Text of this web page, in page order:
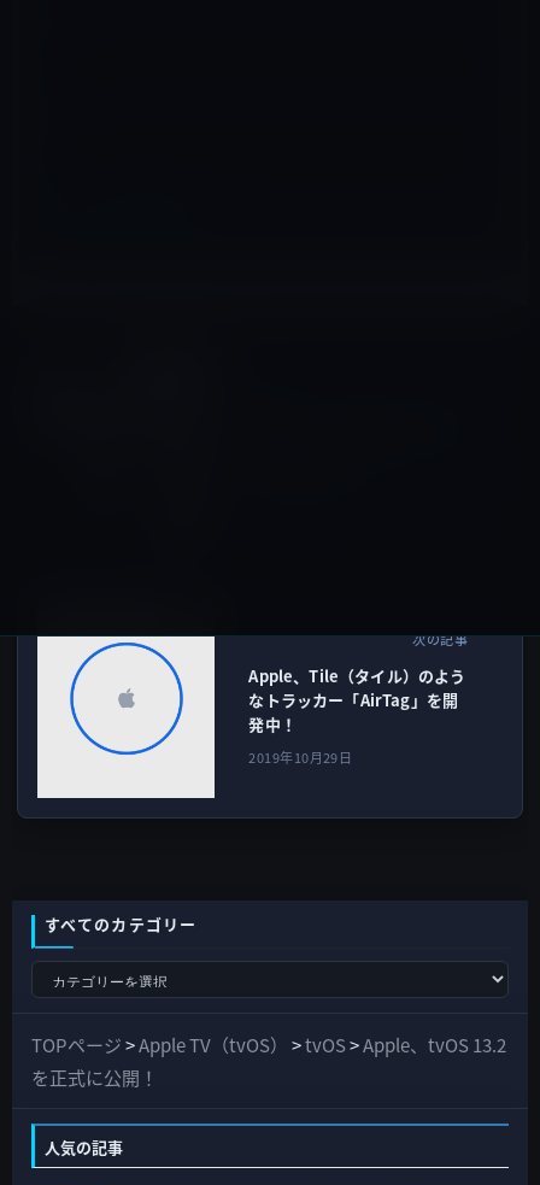
次の記事
Apple、Tile（タイル）のよう
なトラッカー「AirTag」を開
発中！
2019年10月29日
すべてのカテゴリー
て
の
ゴ
TOPページ>Apple TV（tvOS） >tvOS>Apple、tvOS 13.2
を正式に公開！
人気の記事